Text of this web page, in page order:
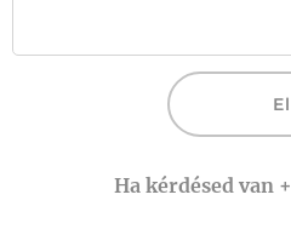
Ha kérdésed van